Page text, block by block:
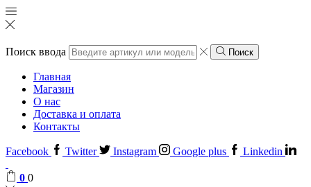
Поиск ввода Поиск
Главная
Магазин
О нас
Доставка и оплата
Контакты
Facebook Twitter Instagram Google plus Linkedin
0 0